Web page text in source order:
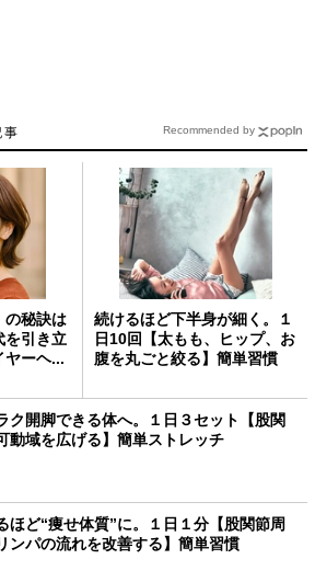
の秘訣は
を引き立
ヤーヘ...
続けるほど下半身が細く。１
日10回【太もも、ヒップ、お
腹を丸ごと絞る】簡単習慣
ク開脚できる体へ。１日３セット【股関
動域を広げる】簡単ストレッチ
ほど“痩せ体質”に。１日１分【股関節周
ンパの流れを改善する】簡単習慣
Recommended by